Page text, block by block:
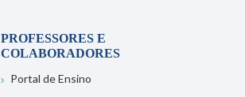
PROFESSORES E
COLABORADORES
Portal de Ensino